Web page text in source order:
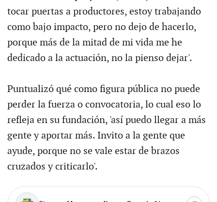
tocar puertas a productores, estoy trabajando
como bajo impacto, pero no dejo de hacerlo,
porque más de la mitad de mi vida me he
dedicado a la actuación, no la pienso dejar'.
Puntualizó qué como figura pública no puede
perder la fuerza o convocatoria, lo cual eso lo
refleja en su fundación, 'así puedo llegar a más
gente y aportar más. Invito a la gente que
ayude, porque no se vale estar de brazos
cruzados y criticarlo'.